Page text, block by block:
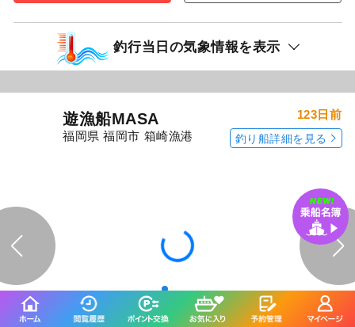
釣行当日の気象情報を表示
遊漁船MASA
福岡県 福岡市 箱崎漁港
123日前
釣り船詳細を見る